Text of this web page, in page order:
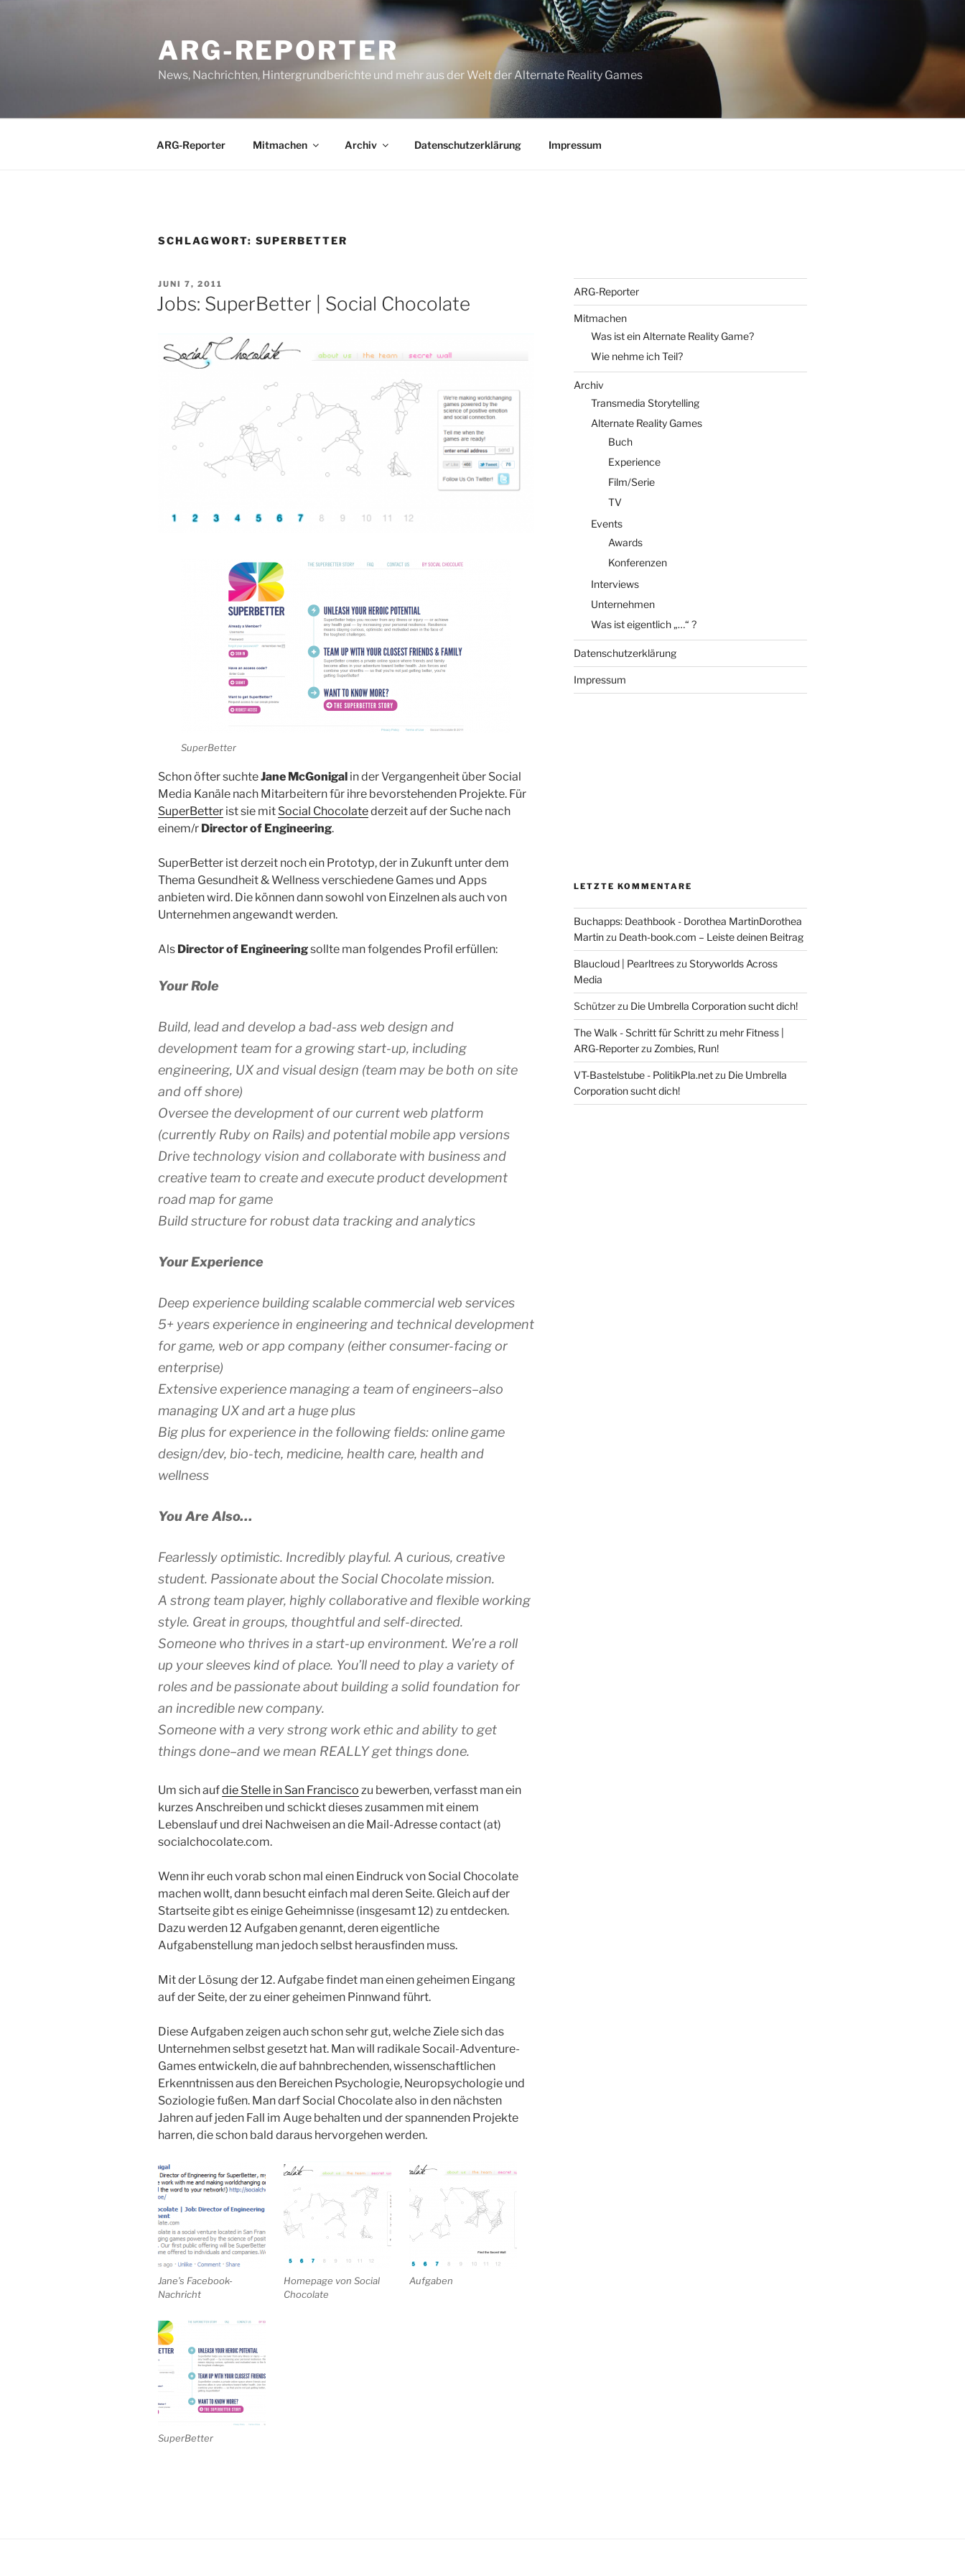
ARG-REPORTER
News, Nachrichten, Hintergrundberichte und mehr aus der Welt der Alternate Reality Games
ARG-Reporter Mitmachen Archiv Datenschutzerklärung Impressum
SCHLAGWORT: SUPERBETTER
VERÖFFENTLICHT
AM
JUNI 7, 2011
Jobs: SuperBetter | Social Chocolate
SuperBetter
Schon öfter suchteJane McGonigal in der Vergangenheit über Social
Media Kanäle nach Mitarbeitern für ihre bevorstehenden Projekte. Für
SuperBetter ist sie mit Social Chocolatederzeit auf der Suche nach
einem/r Director of Engineering.
SuperBetter ist derzeit noch ein Prototyp, der in Zukunft unter dem
Thema Gesundheit & Wellness verschiedene Games und Apps
anbieten wird. Die können dann sowohl von Einzelnen als auch von
Unternehmen angewandt werden.
Als Director of Engineeringsollte man folgendes Profil erfüllen:
Your Role
Build, lead and develop a bad-ass web design and
development team for a growing start-up, including
engineering, UX and visual design (team may be both on site
and off shore)
Oversee the development of our current web platform
(currently Ruby on Rails) and potential mobile app versions
Drive technology vision and collaborate with business and
creative team to create and execute product development
road map for game
Build structure for robust data tracking and analytics
Your Experience
Deep experience building scalable commercial web services
5+ years experience in engineering and technical development
for game, web or app company (either consumer-facing or
enterprise)
Extensive experience managing a team of engineers–also
managing UX and art a huge plus
Big plus for experience in the following fields: online game
design/dev, bio-tech, medicine, health care, health and
wellness
You Are Also…
Fearlessly optimistic. Incredibly playful. A curious, creative
student. Passionate about the Social Chocolate mission.
A strong team player, highly collaborative and flexible working
style. Great in groups, thoughtful and self-directed.
Someone who thrives in a start-up environment. We’re a roll
up your sleeves kind of place. You’ll need to play a variety of
roles and be passionate about building a solid foundation for
an incredible new company.
Someone with a very strong work ethic and ability to get
things done–and we mean REALLY get things done.
Um sich aufdie Stelle in San Francisco zu bewerben, verfasst man ein
kurzes Anschreiben und schickt dieses zusammen mit einem
Lebenslauf und drei Nachweisen an die Mail-Adresse contact (at)
socialchocolate.com.
Wenn ihr euch vorab schon mal einen Eindruck von Social Chocolate
machen wollt, dann besucht einfach mal deren Seite. Gleich auf der
Startseite gibt es einige Geheimnisse (insgesamt 12) zu entdecken.
Dazu werden 12 Aufgaben genannt, deren eigentliche
Aufgabenstellung man jedoch selbst herausfinden muss.
Mit der Lösung der 12. Aufgabe findet man einen geheimen Eingang
auf der Seite, der zu einer geheimen Pinnwand führt.
Diese Aufgaben zeigen auch schon sehr gut, welche Ziele sich das
Unternehmen selbst gesetzt hat. Man will radikale Socail-Adventure-
Games entwickeln, die auf bahnbrechenden, wissenschaftlichen
Erkenntnissen aus den Bereichen Psychologie, Neuropsychologie und
Soziologie fußen. Man darf Social Chocolate also in den nächsten
Jahren auf jeden Fall im Auge behalten und der spannenden Projekte
harren, die schon bald daraus hervorgehen werden.
Jane’s Facebook-
Nachricht
Homepage von Social
Chocolate
Aufgaben
SuperBetter
ARG-Reporter
Mitmachen
Was ist ein Alternate Reality Game?
Wie nehme ich Teil?
Archiv
Transmedia Storytelling
Alternate Reality Games
Buch
Experience
Film/Serie
TV
Events
Awards
Konferenzen
Interviews
Unternehmen
Was ist eigentlich „…“ ?
Datenschutzerklärung
Impressum
LETZTE KOMMENTARE
Buchapps: Deathbook - Dorothea MartinDorothea
Martinzu Death-book.com – Leiste deinen Beitrag
Blaucloud | Pearltreeszu Storyworlds Across
Media
Schützerzu Die Umbrella Corporation sucht dich!
The Walk - Schritt für Schritt zu mehr Fitness |
ARG-Reporterzu Zombies, Run!
VT-Bastelstube - PolitikPla.netzu Die Umbrella
Corporation sucht dich!